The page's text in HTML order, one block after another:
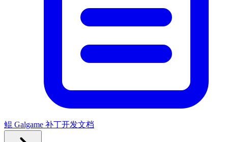
鲲 Galgame 补丁开发文档